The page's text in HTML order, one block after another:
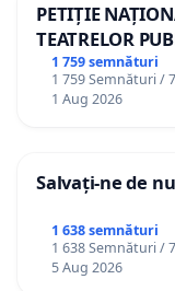
PETIȚIE
TEATRELOR
ROMÂNIA
1 759 semnături
1 759 Semnături /
1 Aug 2026
Salvați-ne de
1 638 semnături
1 638 Semnături /
5 Aug 2026